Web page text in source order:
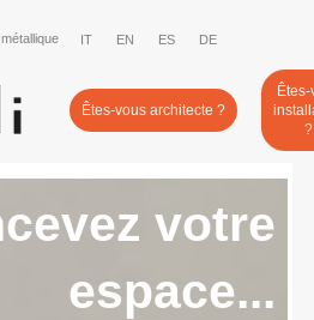
IT EN ES DE
Êtes-vous architecte ?
?
votre
espace...